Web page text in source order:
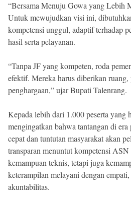
“Bersama Menuju Gowa yang Lebih
Untuk mewujudkan visi ini,
kompetensi unggul, adaptif terhadap
hasil serta pelayanan.
“Tanpa JF yang kompeten, roda
efektif. Mereka harus diberikan ruang,
penghargaan,” ujar Bupati Talenrang.
Kepada lebih dari 1.000 peserta yang
mengingatkan bahwa tantangan di
cepat dan tuntutan masyarakat akan
transparan menuntut kompetensi
kemampuan teknis, tetapi juga
keterampilan melayani dengan
akuntabilitas.